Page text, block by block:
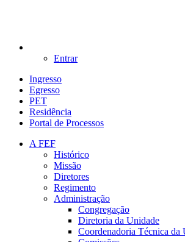
Entrar
Ingresso
Egresso
PET
Residência
Portal de Processos
A FEF
Histórico
Missão
Diretores
Regimento
Administração
Congregação
Diretoria da Unidade
Coordenadoria Técnica da